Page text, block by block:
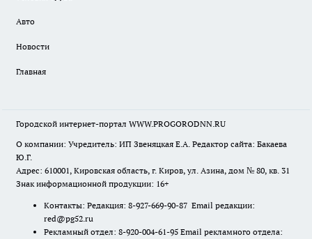
Авто
Новости
Главная
Городской интернет-портал WWW.PROGORODNN.RU
О компании: Учредитель: ИП Звеняцкая Е.А. Редактор сайта: Бакаева
Ю.Г.
Адрес: 610001, Кировская область, г. Киров, ул. Азина, дом № 80, кв. 31
Знак информационной продукции: 16+
Контакты: Редакция: 8-927-669-90-87 Email редакции:
red@pg52.ru
Рекламный отдел: 8-920-004-61-95 Email рекламного отдела: